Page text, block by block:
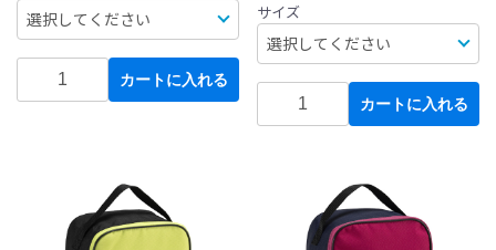
カートに入れる
サイズ
カートに入れる